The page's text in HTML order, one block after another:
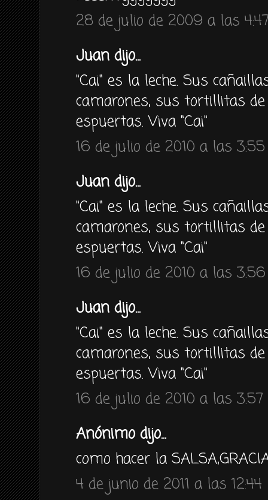
28 de julio de 2009 a las
Juan dijo...
"Cai" es la leche. Sus
camarones, sus tortillitas
espuertas. Viva "Cai"
16 de julio de 2010 a las 3:55
Juan dijo...
"Cai" es la leche. Sus
camarones, sus tortillitas
espuertas. Viva "Cai"
16 de julio de 2010 a las 3:56
Juan dijo...
"Cai" es la leche. Sus
camarones, sus tortillitas
espuertas. Viva "Cai"
16 de julio de 2010 a las 3:57
Anónimo dijo...
como hacer la
4 de junio de 2011 a las 12:44